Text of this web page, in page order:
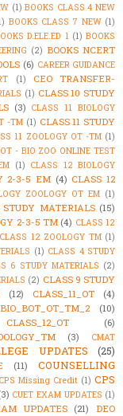
(1) BOOKS CLASS 4 NEW
BOOKS CLASS 7 NEW (1)
D.ELE.ED 1 (1) BOOKS
(2) BOOKS NCERT
(6) CAREER GUIDANCE
(1)
CEO TRANSFER-
(1) CLASS 10 STUDY
(3) CLASS 11 BIOLOGY
-TM (1) CLASS 11 STUDY
11 ZOOLOGY OT -TM (1)
- BIO ZOO ONLINE TEST
(1) CLASS 12 BIOLOGY
2-3-5 EM (4) CLASS 12
ZOOLOGY OT EM (1)
STUDY MATERIALS (15)
2-3-5 TM (4) CLASS 12
CLASS 12 ZOOLOGY TM (1)
(1) CLASS 4 STUDY
6 STUDY MATERIALS (2)
(2) CLASS 9 STUDY
(12) CLASS_11_OT
(4)
(10)
CLASS_12_OT
(6)
(3)
CMAT
UPDATES (25)
(11)
COUNSELLING
CPS Missing Credit (1) CPS
CUET EXAM UPDATES (1)
UPDATES (21)
DEO